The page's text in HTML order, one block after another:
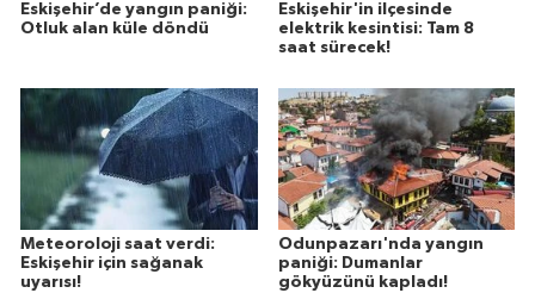
Eskişehir’de yangın paniği:
Otluk alan küle döndü
Eskişehir'in ilçesinde
elektrik kesintisi: Tam 8
saat sürecek!
Meteoroloji saat verdi:
Eskişehir için sağanak
uyarısı!
Odunpazarı'nda yangın
paniği: Dumanlar
gökyüzünü kapladı!